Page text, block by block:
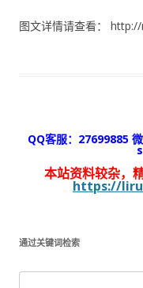
图文详情请查看：
QQ客服：27699885
本站资料较杂，
https://
通过关键词检索